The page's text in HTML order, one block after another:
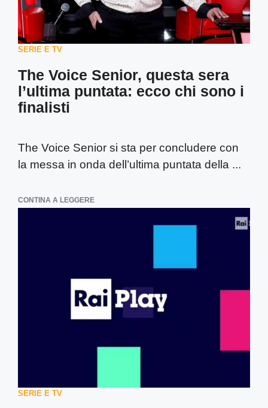
SERIE E TV
The Voice Senior, questa sera
l’ultima puntata: ecco chi sono i
finalisti
The Voice Senior si sta per concludere con
la messa in onda dell’ultima puntata della ...
CONTINA A LEGGERE
SERIE E TV